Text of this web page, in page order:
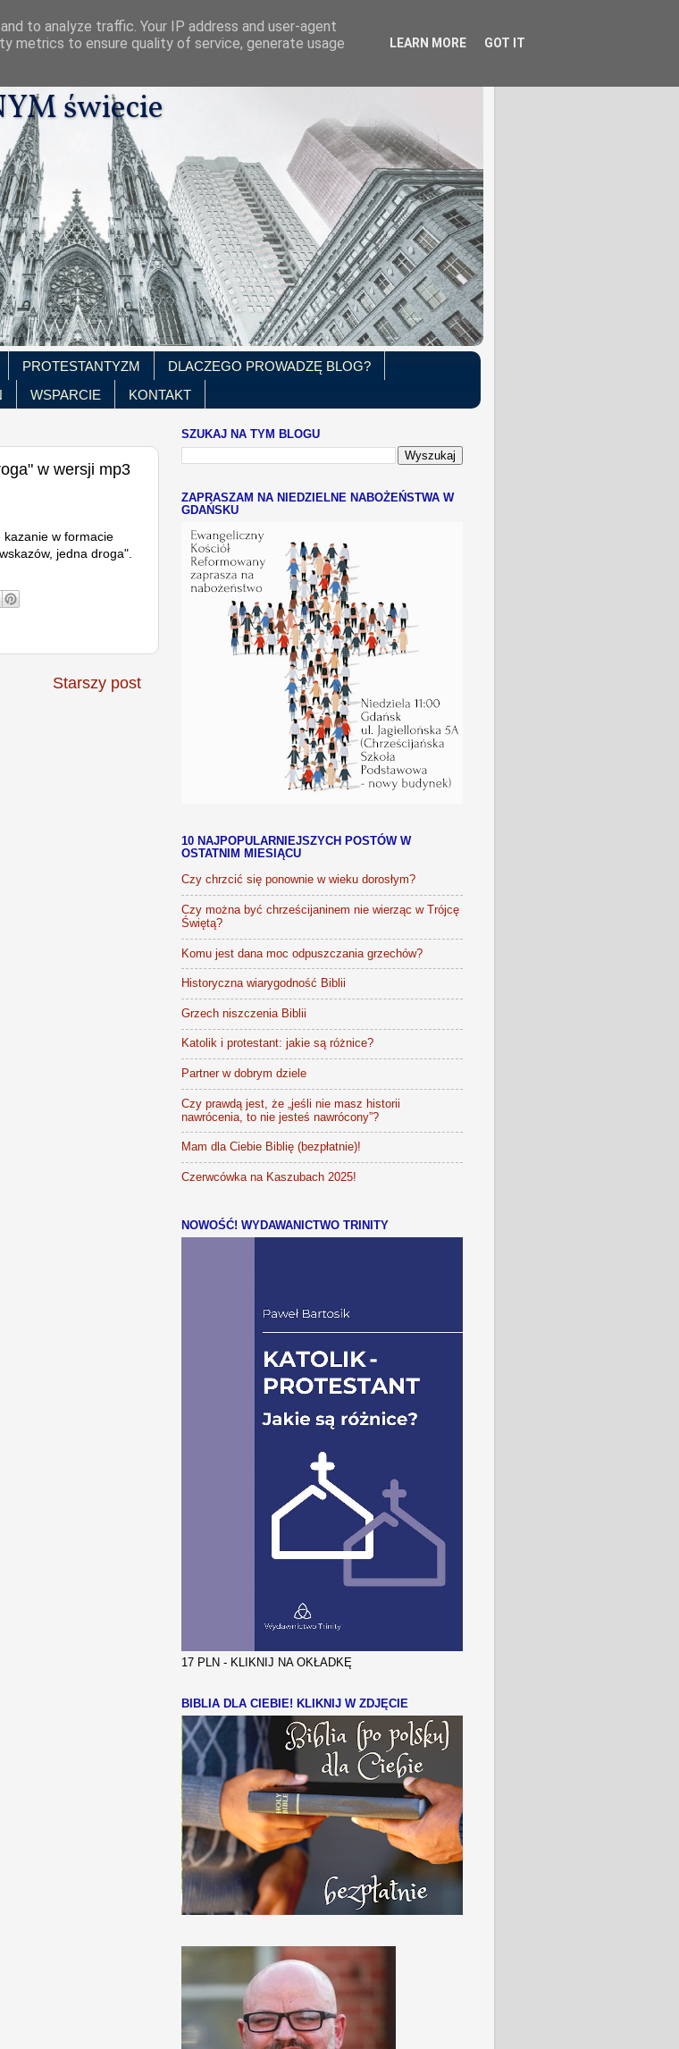
świecie
PROTESTANTYZM
DLACZEGO PROWADZĘ BLOG?
WSPARCIE KONTAKT
w wersji mp3
kazanie w formacie
jedna droga".
Starszy post
SZUKAJ NA TYM BLOGU
ZAPRASZAM NA NIEDZIELNE NABOŻEŃSTWA W
GDAŃSKU
10 NAJPOPULARNIEJSZYCH POSTÓW W
OSTATNIM MIESIĄCU
Czy chrzcić się ponownie w wieku dorosłym?
Czy można być chrześcijaninem nie wierząc w Trójcę
Świętą?
Komu jest dana moc odpuszczania grzechów?
Historyczna wiarygodność Biblii
Grzech niszczenia Biblii
Katolik i protestant: jakie są różnice?
Partner w dobrym dziele
Czy prawdą jest, że „jeśli nie masz historii
nawrócenia, to nie jesteś nawrócony”?
Mam dla Ciebie Biblię (bezpłatnie)!
Czerwcówka na Kaszubach 2025!
NOWOŚĆ! WYDAWANICTWO TRINITY
17 PLN - KLIKNIJ NA OKŁADKĘ
BIBLIA DLA CIEBIE! KLIKNIJ W ZDJĘCIE
to analyze traffic. Your IP address and user-agent
metrics to ensure quality of service, generate usage
LEARN MORE GOT IT